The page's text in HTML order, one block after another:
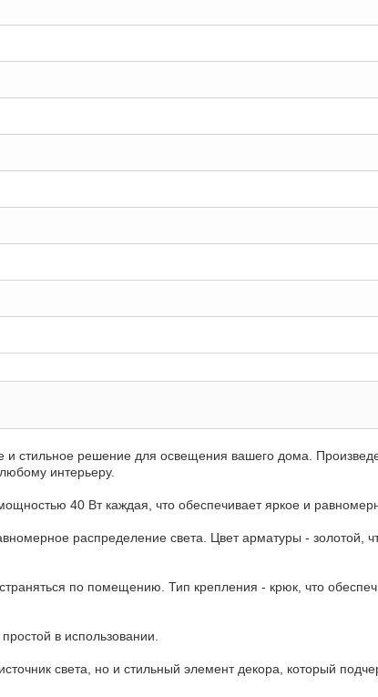
стильное решение для освещения вашего дома.
интерьеру.
40 Вт каждая, что обеспечивает яркое и
распределение света. Цвет арматуры - золотой,
по помещению. Тип крепления - крюк, что
в использовании.
света, но и стильный элемент декора, который